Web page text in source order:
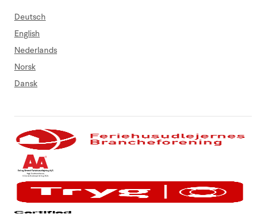
Deutsch
English
Nederlands
Norsk
Dansk